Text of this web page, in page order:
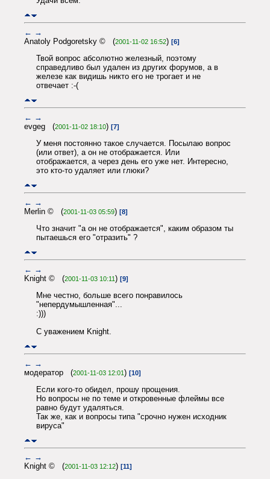
← →
Anatoly Podgoretsky © (2001-11-02 16:52) [6]
Твой вопрос абсолютно железный, поэтому
справедливо был удален из других форумов, а в
железе как видишь никто его не трогает и не
отвечает :-(
← →
evgeg (2001-11-02 18:10) [7]
У меня постоянно такое случается. Посылаю вопрос
(или ответ), а он не отображается. Или
отображается, а через день его уже нет. Интересно,
это кто-то удаляет или глюки?
← →
Merlin © (2001-11-03 05:59) [8]
Что значит "а он не отображается", каким образом ты
пытаешься его "отразить" ?
← →
Knight © (2001-11-03 10:11) [9]
Мне честно, больше всего понравилось
"непердумышленная"...
:)))
С уважением Knight.
← →
модератор (2001-11-03 12:01) [10]
Если кого-то обидел, прошу прощения.
Но вопросы не по теме и откровенные флеймы все
равно будут удаляться.
Так же, как и вопросы типа "срочно нужен исходник
вируса"
← →
Knight © (2001-11-03 12:12) [11]